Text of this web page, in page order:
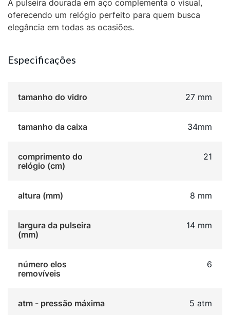
A pulseira dourada em aço complementa o visual,
oferecendo um relógio perfeito para quem busca
elegância em todas as ocasiões.
Especificações
tamanho do vidro 27 mm
tamanho da caixa 34mm
comprimento do
relógio (cm)
21
altura (mm) 8 mm
largura da pulseira
(mm)
14 mm
número elos
removíveis
6
atm - pressão máxima 5 atm